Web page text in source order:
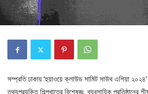
সম্প্রতি ঢাকায়‘হুয়াওয়ে ক্লাউড সামিট সাউথ এশিয়া
তথ্যপ্রযুক্তি শিল্পখাতের বিশেষজ্ঞ, ব্যবসায়িক প্রতিষ্ঠানের